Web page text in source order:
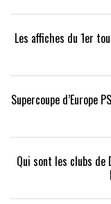
Les affiches du 1er
Supercoupe d’Europe
Qui sont les clubs